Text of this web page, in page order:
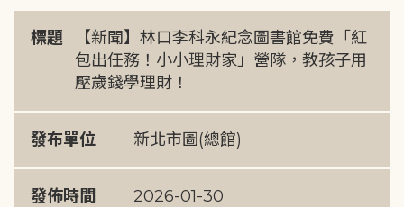
標題
【新聞】林口李科永紀念圖書館免費「紅
包出任務！小小理財家」營隊，教孩子用
壓歲錢學理財！
發布單位 新北市圖(總館)
發佈時間 2026-01-30